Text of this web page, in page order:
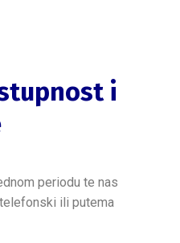
i
periodu te nas
ili putema